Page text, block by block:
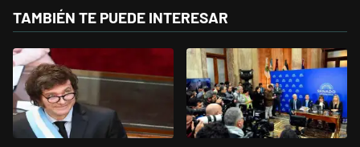
TAMBIÉN TE PUEDE INTERESAR